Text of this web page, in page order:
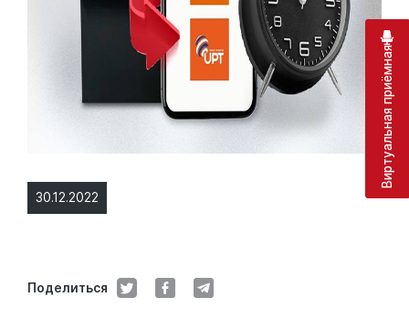
30.12.2022
Поделиться
Виртуальная приёмная